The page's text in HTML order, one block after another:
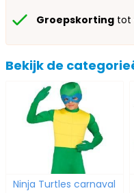
Groepskorting tot
Bekijk de
Ninja Turtles carnaval